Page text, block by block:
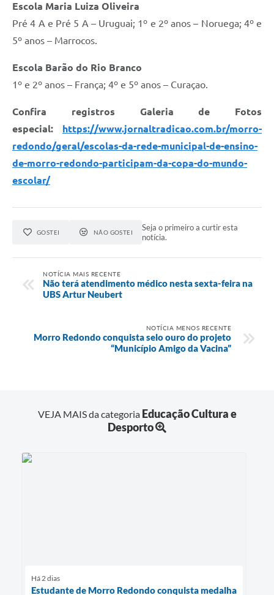
Escola Maria Luiza Oliveira
Pré 4 A e Pré 5 A – Uruguai; 1º e 2º anos – Noruega; 4º e
5º anos – Marrocos.
Escola Barão do Rio Branco
1º e 2º anos – França; 4º e 5º anos – Curaçao.
Confira registros Galeria de Fotos
especial: https://www.jornaltradicao.com.br/morro-
redondo/geral/escolas-da-rede-municipal-de-ensino-
de-morro-redondo-participam-da-copa-do-mundo-
escolar/
GOSTEI NÃO GOSTEI
Seja o primeiro a curtir esta
notícia.
NOTÍCIA MAIS RECENTE
Não terá atendimento médico nesta sexta-feira na
UBS Artur Neubert
NOTÍCIA MENOS RECENTE
Morro Redondo conquista selo ouro do projeto
“Município Amigo da Vacina”
VEJA MAIS da categoria Educação Cultura e
Desporto
Há 2 dias
Estudante de Morro Redondo conquista medalha